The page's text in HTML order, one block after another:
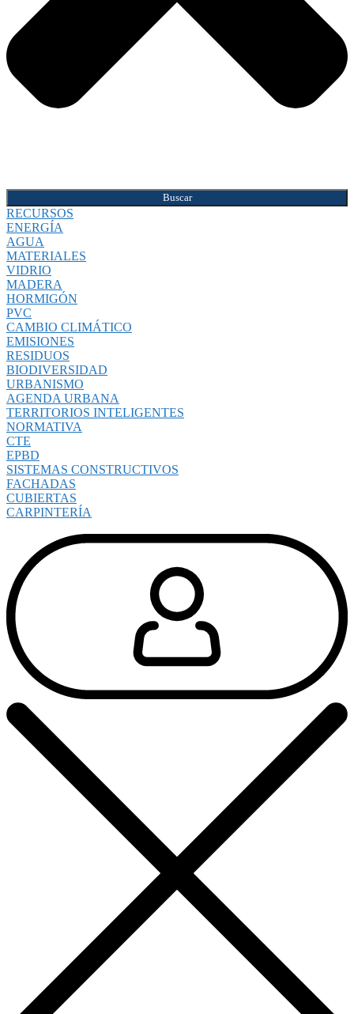
Buscar
RECURSOS
ENERGÍA
AGUA
MATERIALES
VIDRIO
MADERA
HORMIGÓN
PVC
CAMBIO CLIMÁTICO
EMISIONES
RESIDUOS
BIODIVERSIDAD
URBANISMO
AGENDA URBANA
TERRITORIOS INTELIGENTES
NORMATIVA
CTE
EPBD
SISTEMAS CONSTRUCTIVOS
FACHADAS
CUBIERTAS
CARPINTERÍA